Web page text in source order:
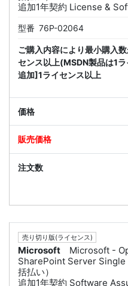
追加1年契約 License &
型番 76P-02064
ご購入内容により最小購入
センス以上(MSDN製品は1
追加]1ライセンス以上
売り切り版(ライセンス)
Microsoft
Microsoft -
SharePoint Server Single
括払い）
追加1年契約 Software